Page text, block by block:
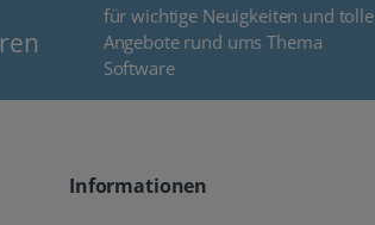
für wichtige Neuigkeiten und tolle
Angebote rund ums Thema
Software
Informationen